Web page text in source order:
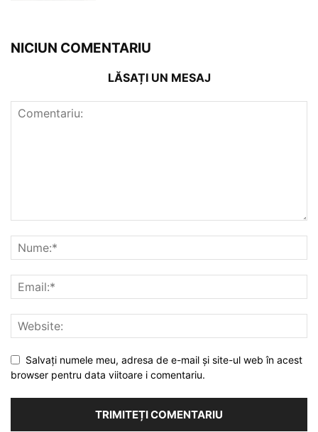
NICIUN COMENTARIU
LĂSAȚI UN MESAJ
Salvați numele meu, adresa de e-mail și site-ul web în acest
browser pentru data viitoare i comentariu.